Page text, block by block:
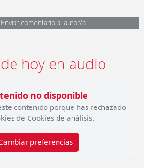
Enviar comentario al autor/a
hoy en audio
no disponible
contenido porque has rechazado
de Cookies de análisis.
preferencias